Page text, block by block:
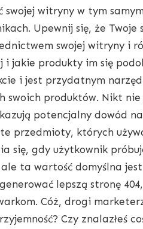
swojej witryny w tym
Upewnij się, że
swojej witryny i
i jakie produkty im się
i jest przydatnym
swoich produktów. Nikt
potencjalny dowód
przedmioty, których
się, gdy użytkownik
ta wartość domyślna
lepszą stronę
Cóż, drogi
Czy znalazłeś